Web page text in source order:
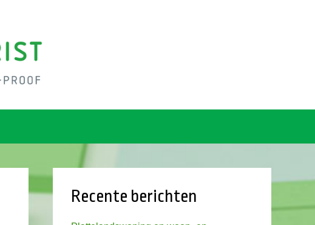
Recente berichten